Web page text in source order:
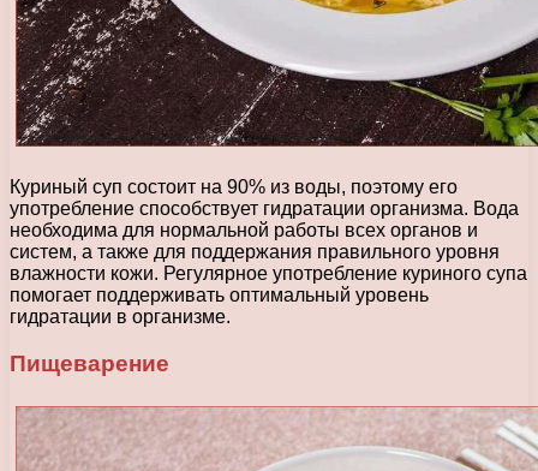
Куриный суп состоит на 90% из воды, поэтому его
употребление способствует гидратации организма. Вода
необходима для нормальной работы всех органов и
систем, а также для поддержания правильного уровня
влажности кожи. Регулярное употребление куриного супа
помогает поддерживать оптимальный уровень
гидратации в организме.
Пищеварение